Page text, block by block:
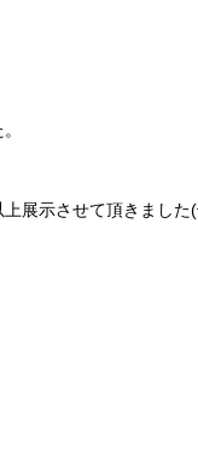
展示させて頂きました